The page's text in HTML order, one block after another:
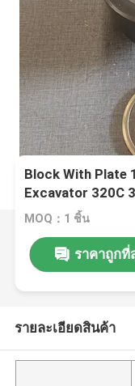
Block With Plate
Excavator 320C
MOQ：1 ชิ้น
ราคาถูกที่
รายละเอียดสินค้า